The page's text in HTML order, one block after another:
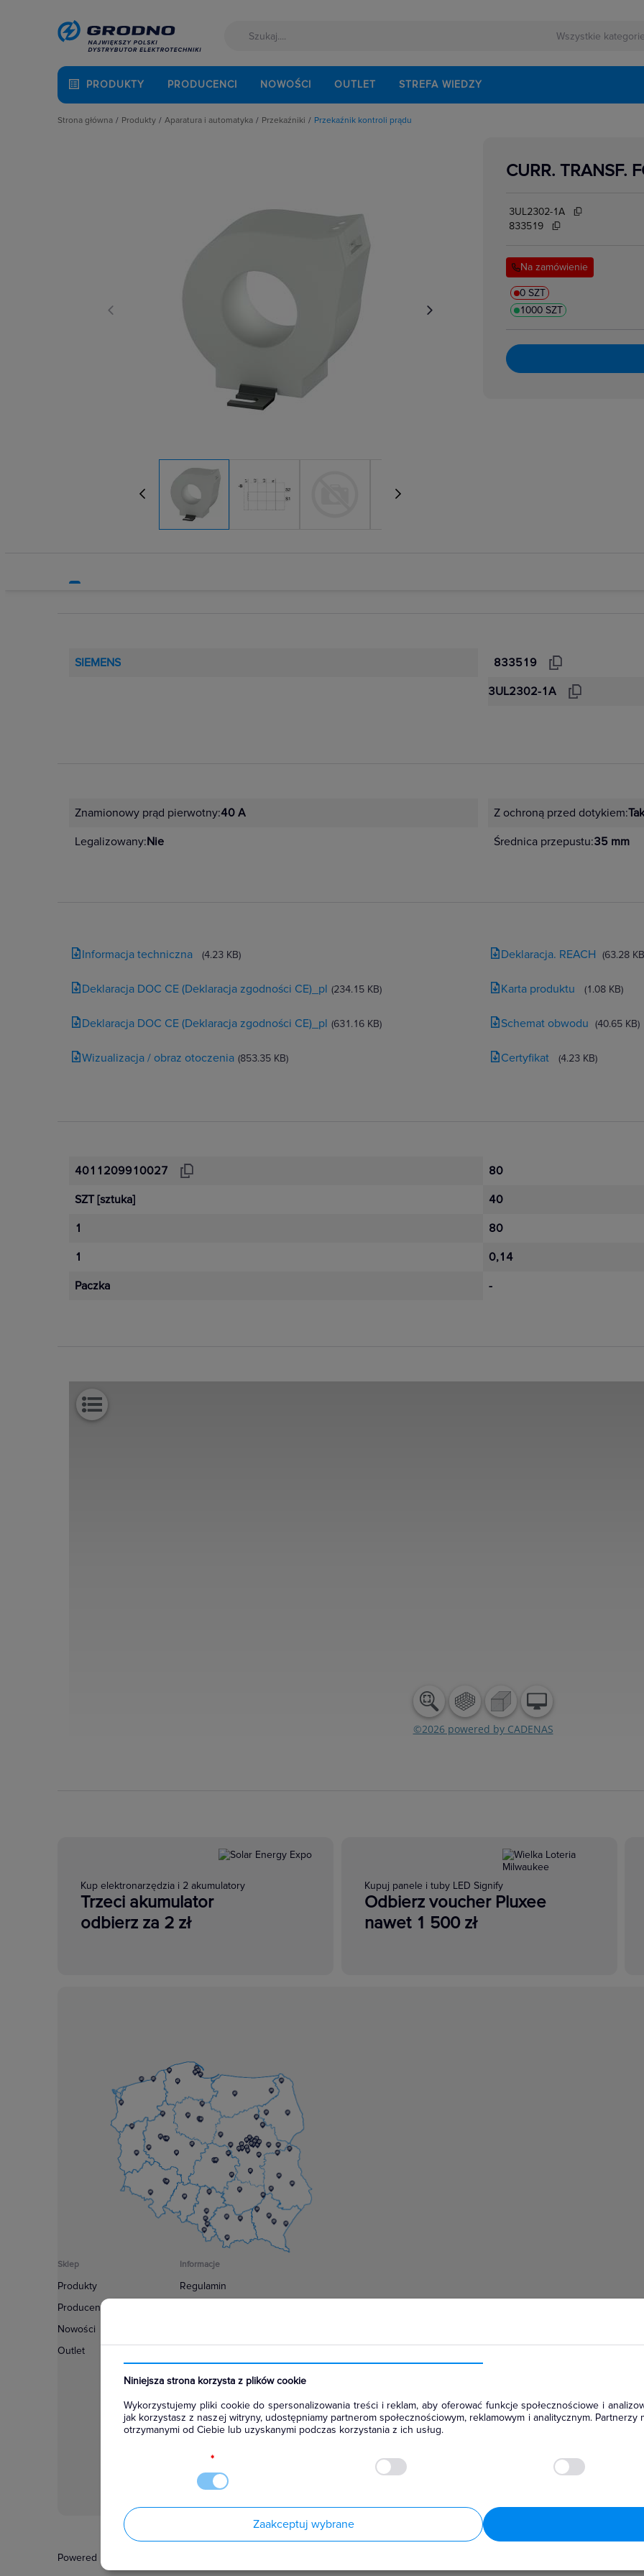
PRODUKTY PRODUCENCI NOWOŚCI OUTLET STREFA WIEDZY
Niniejsza strona korzysta z plików cookie
Wykorzystujemy pliki cookie do spersonalizowania treści i reklam, aby oferować funkcje społecznościowe i
jak korzystasz z naszej witryny, udostępniamy partnerom społecznościowym, reklamowym i analitycznym. Partnerzy
otrzymanymi od Ciebie lub uzyskanymi podczas korzystania z ich usług.
*
Zaakceptuj wybrane
Strona główna
Produkty
Odzież ochronna i BHP
Osprzęt siłowy, przenośny
Pompy ciepła
Prowadzenie kabli
Systemy bezpieczeństwa
Systemy HVAC
Technika grzewcza
Technika instalacyjna
Aparatura i automatyka
Automatyka przemysłowa
Czujniki i wyłączniki krańcowe
Elementy pasywne
Elementy sterowania i sygnalizacji
Optoelektronika
Przekaźniki
Rozłączniki i podstawy bezpiecznikowe
Sterownie i zabezpieczenie silników elektrycznych
Przekaźniki
Przekaźniki do kontroli częstotliwości
Przekaźniki interfejsowe
Przekaźniki kontroli prędkości
Przekaźniki miniaturowe
Przekaźniki półprzewodnikowe
Przekaźniki przemysłowe
Przekaźniki statyczne
Przekaźnik kontroli faz
Przekaźnik kontroli izolacji i uziemienia
Przekaźnik kontroli napięcia
Przekaźnik kontroli poziomu cieczy
Przekaźnik kontroli prądu
Przekaźnik kontroli prądu różnicowego
Przekaźnik kontroli temperatury silnika
Przekaźnik kontroli prądu
CURR. TRANSF.
3UL2302-1A
833519
Na zamówienie
0 SZT
1000 SZT
SIEMENS
833519
3UL2302-1A
Znamionowy prąd pierwotny:40 A
Legalizowany:Nie
Z ochroną przed dotykiem:Tak
Średnica przepustu:35 mm
Informacja techniczna (4.23 KB)
Deklaracja DOC CE (Deklaracja zgodności CE)_pl (234.15 KB)
Deklaracja DOC CE (Deklaracja zgodności CE)_pl (631.16 KB)
Wizualizacja / obraz otoczenia (853.35 KB)
Deklaracja. REACH (63.28
Karta produktu (1.08 KB)
Schemat obwodu (40.65 KB)
Certyfikat (4.23 KB)
4011209910027
SZT [sztuka]
1
1
Paczka
80
40
80
0,14
-
Kup elektronarzędzia i 2 akumulatory
Trzeci akumulator
odbierz za 2 zł
Kupuj panele i tuby LED Signify
Odbierz voucher Pluxee
nawet 1 500 zł
Sklep
Produkty
Producenci
Nowości
Outlet
Informacje
Regulamin
Konfiguratory
Najczęściej zadawane pytania
Powered by